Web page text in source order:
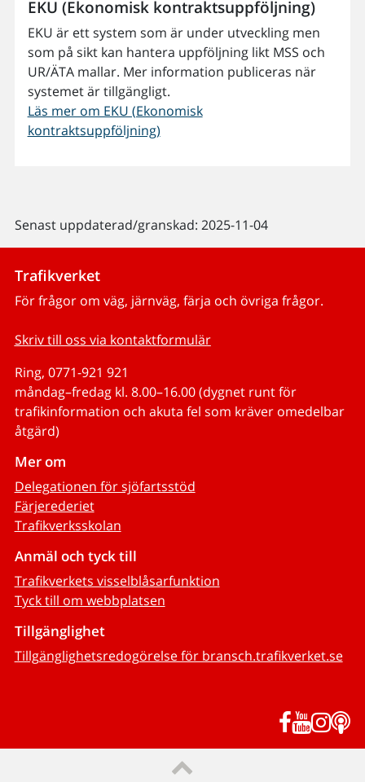
EKU (Ekonomisk kontraktsuppföljning)
EKU är ett system som är under utveckling men
som på sikt kan hantera uppföljning likt MSS och
UR/ÄTA mallar. Mer information publiceras när
systemet är tillgängligt.
Läs mer om EKU (Ekonomisk
kontraktsuppföljning)
Senast uppdaterad/granskad: 2025-11-04
Trafikverket
För frågor om väg, järnväg, färja och övriga frågor.
Skriv till oss via kontaktformulär
Ring, 0771-921 921
måndag–fredag kl. 8.00–16.00 (dygnet runt för
trafikinformation och akuta fel som kräver omedelbar
åtgärd)
Mer om
Delegationen för sjöfartsstöd
Färjerederiet
Trafikverksskolan
Anmäl och tyck till
Trafikverkets visselblåsarfunktion
Tyck till om webbplatsen
Tillgänglighet
Tillgänglighetsredogörelse för bransch.trafikverket.se
Facebook
YouTube